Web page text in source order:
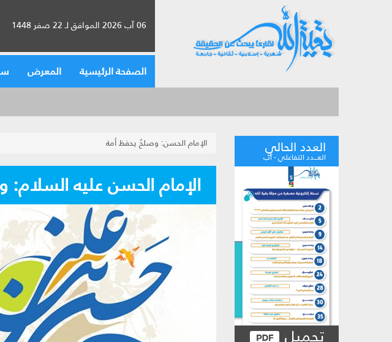
06 آب 2026 الموافق لـ 22 صفر 1448
الصفحة الرئيسية المعرض
العدد الحالي
العـــدد التفاعلي - آب
تحميل
الإمام الحسن: وصلحٌ يحفظ أمة
الإمام الحسن عليه